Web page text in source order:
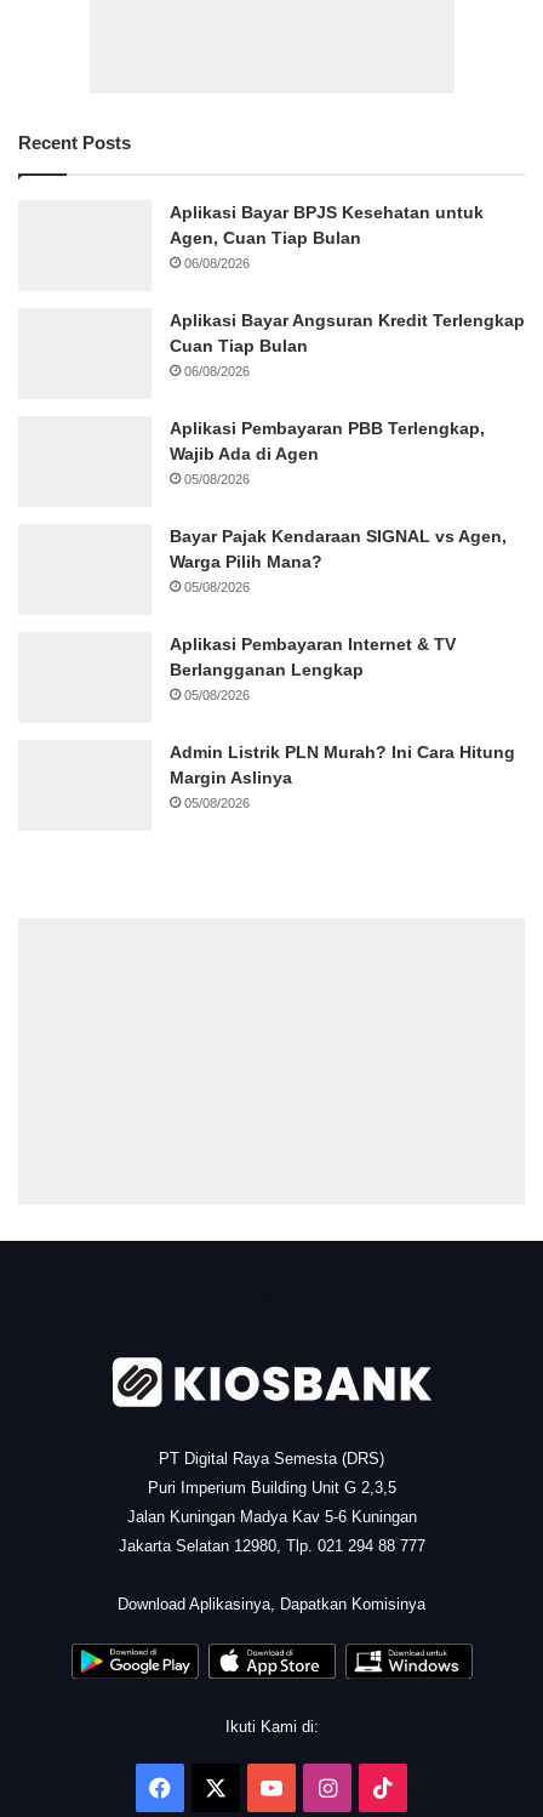
Recent Posts
Aplikasi Bayar BPJS Kesehatan untuk
Agen, Cuan Tiap Bulan
06/08/2026
Aplikasi Bayar Angsuran Kredit Terlengkap
Cuan Tiap Bulan
06/08/2026
Aplikasi Pembayaran PBB Terlengkap,
Wajib Ada di Agen
05/08/2026
Bayar Pajak Kendaraan SIGNAL vs Agen,
Warga Pilih Mana?
05/08/2026
Aplikasi Pembayaran Internet & TV
Berlangganan Lengkap
05/08/2026
Admin Listrik PLN Murah? Ini Cara Hitung
Margin Aslinya
05/08/2026
PT Digital Raya Semesta (DRS)
Puri Imperium Building Unit G 2,3,5
Jalan Kuningan Madya Kav 5-6 Kuningan
Jakarta Selatan 12980, Tlp. 021 294 88 777
Download Aplikasinya, Dapatkan Komisinya
Ikuti Kami di:
Facebook YouTubeInstagram